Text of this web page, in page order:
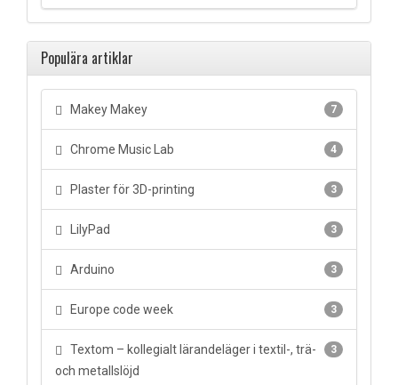
Populära artiklar
7
Makey Makey
4
Chrome Music Lab
3
Plaster för 3D-printing
3
LilyPad
3
Arduino
3
Europe code week
3
Textom – kollegialt lärandeläger i textil-, trä-
och metallslöjd